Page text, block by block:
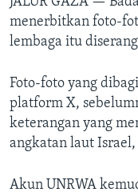
menerbitkan foto-
lembaga itu
Foto-foto yang
platform X,
keterangan yang
angkatan laut
Akun UNRWA